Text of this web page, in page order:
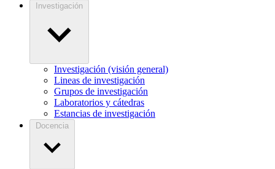
Investigación
Investigación (visión general)
Lineas de investigación
Grupos de investigación
Laboratorios y cátedras
Estancias de investigación
Docencia